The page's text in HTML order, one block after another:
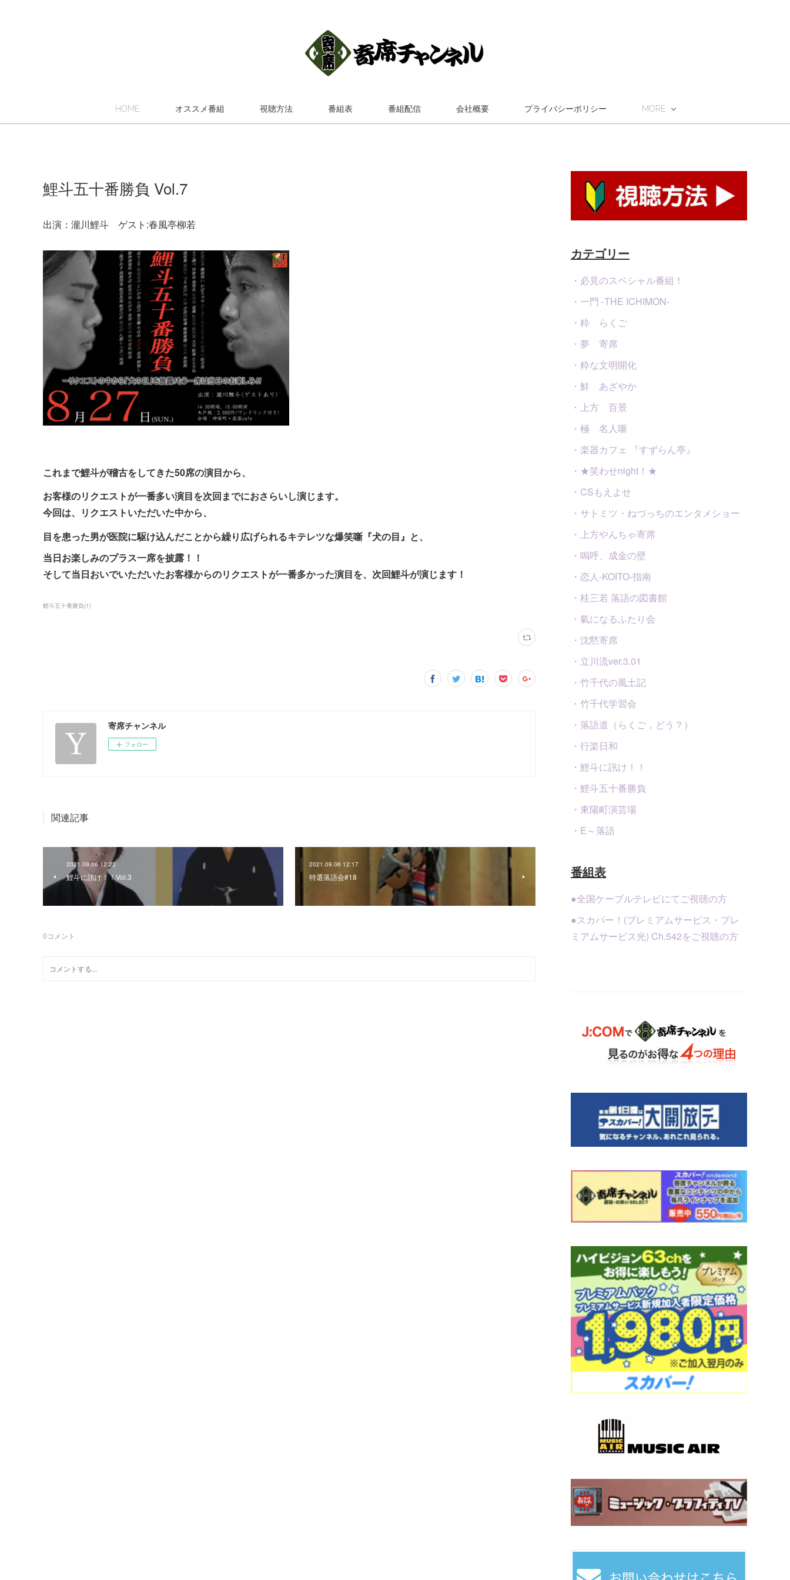
HOME オススメ番組 視聴方法 番組表 番組配信 会社概要 プライバシーポリシー MORE
鯉斗五十番勝負 Vol.7
出演：瀧川鯉斗 ゲスト:春風亭柳若
これまで鯉斗が稽古をしてきた50席の演目から、
お客様のリクエストが一番多い演目を次回までにおさらいし演じます。
今回は、リクエストいただいた中から、
目を患った男が医院に駆け込んだことから繰り広げられるキテレツな爆笑噺『犬の目』と、
当日お楽しみのプラス一席を披露！！
そして当日おいでいただいたお客様からのリクエストが一番多かった演目を、次回鯉斗が演じます！
鯉斗五十番勝負(1)
寄席チャンネル
フォロー
関連記事
2021.09.06 12:22
鯉斗に訊け！！Vol.3
2021.09.06 12:17
特選落語会#18
0コメント
カテゴリー
・必見のスペシャル番組！
・一門 -THE ICHIMON-
・粋 らくご
・夢 寄席
・粋な文明開化
・鮮 あざやか
・上方 百景
・極 名人噺
・楽器カフェ 『すずらん亭』
・★笑わせnight！★
・CSもえよせ
・サトミツ・ねづっちのエンタメショー
・上方やんちゃ寄席
・嗚呼、成金の壁
・恋人-KOITO-指南
・桂三若 落語の図書館
・氣になるふたり会
・沈黙寄席
・立川流ver.3.01
・竹千代の風土記
・竹千代学習会
・落語道（らくご，どう？）
・行楽日和
・鯉斗に訊け！！
・鯉斗五十番勝負
・東陽町演芸場
・E～落語
番組表
●全国ケーブルテレビにてご視聴の方
●スカパー！(プレミアムサービス・プレ
ミアムサービス光) Ch.542をご視聴の方